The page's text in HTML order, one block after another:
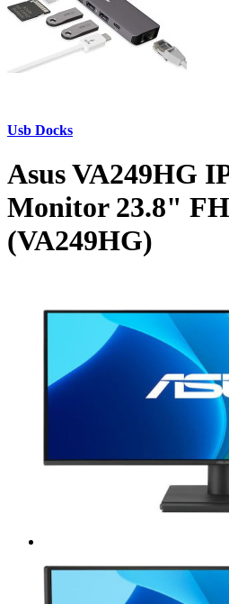
Usb Docks
Asus VA249HG
Monitor 23.8"
(VA249HG)